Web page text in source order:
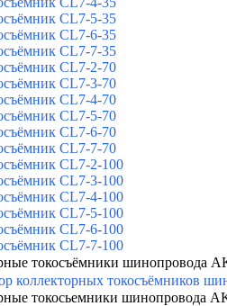
CL7-5-35
CL7-6-35
CL7-7-35
CL7-2-70
CL7-3-70
CL7-4-70
CL7-5-70
CL7-6-70
CL7-7-70
CL7-2-100
CL7-3-100
CL7-4-100
CL7-5-100
CL7-6-100
CL7-7-100
токосъёмники шинопровода
коллекторных токосъёмников
токосьемники шинопровода